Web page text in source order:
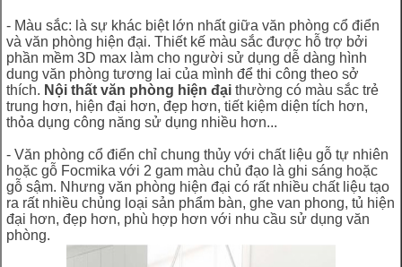
- Màu sắc: là sự khác biệt lớn nhất giữa văn phòng cổ điển
và văn phòng hiện đại. Thiết kế màu sắc được hỗ trợ bởi
phần mềm 3D max làm cho người sử dụng dễ dàng hình
dung văn phòng tương lai của mình để thi công theo sở
thích. Nội thất văn phòng hiện đại thường có màu sắc trẻ
trung hơn, hiện đại hơn, đẹp hơn, tiết kiệm diện tích hơn,
thỏa dụng công năng sử dụng nhiều hơn...
- Văn phòng cổ điển chỉ chung thủy với chất liệu gỗ tự nhiên
hoặc gỗ Focmika với 2 gam màu chủ đạo là ghi sáng hoặc
gỗ sậm. Nhưng văn phòng hiện đại có rất nhiều chất liệu tạo
ra rất nhiều chủng loại sản phẩm bàn, ghe van phong, tủ hiện
đại hơn, đẹp hơn, phù hợp hơn với nhu cầu sử dụng văn
phòng.